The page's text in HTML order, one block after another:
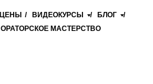
ЦЕНЫ / ВИДЕОКУРСЫ / БЛОГ
/
ОРАТОРСКОЕ МАСТЕРСТВО